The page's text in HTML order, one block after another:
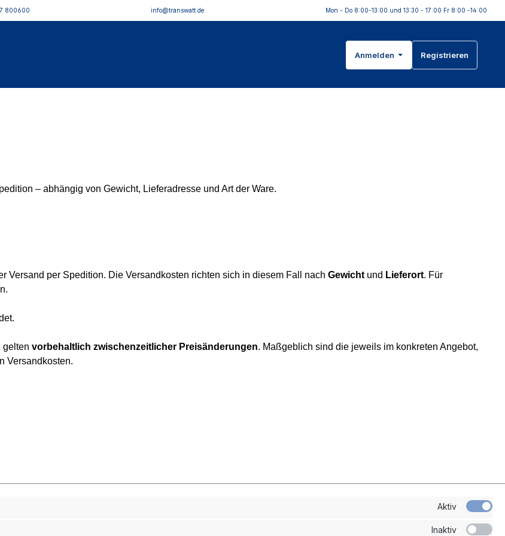
800600 info@transwatt.de Mon - Do 8:00-13:00 und 13:30 - 17:00 Fr 8:00 -14:00
Anmelden Registrieren
– abhängig von Gewicht, Lieferadresse und Art der Ware.
Versand per Spedition. Die Versandkosten richten sich in diesem Fall nach Gewicht und Lieferort. Für
gelten vorbehaltlich zwischenzeitlicher Preisänderungen. Maßgeblich sind die jeweils im konkreten Angebot,
Versandkosten.
Aktiv
Inaktiv